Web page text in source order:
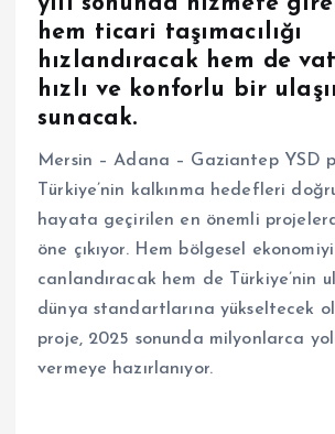
hem ticari taşımacılığı
hızlandıracak hem de
hızlı ve konforlu bir
sunacak.
Mersin – Adana – Gaziantep YSD
Türkiye’nin kalkınma hedefleri
hayata geçirilen en önemli
öne çıkıyor. Hem bölgesel ekonomiyi
canlandıracak hem de Türkiye’nin
dünya standartlarına yükseltecek
proje, 2025 sonunda milyonlarca
vermeye hazırlanıyor.